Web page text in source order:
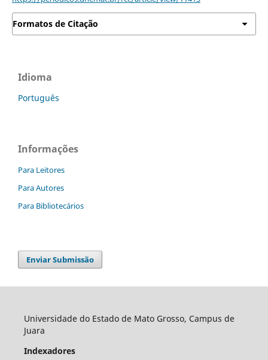
Formatos de Citação
Idioma
Português
Informações
Para Leitores
Para Autores
Para Bibliotecários
Enviar Submissão
Universidade do Estado de Mato Grosso, Campus de
Juara
Indexadores